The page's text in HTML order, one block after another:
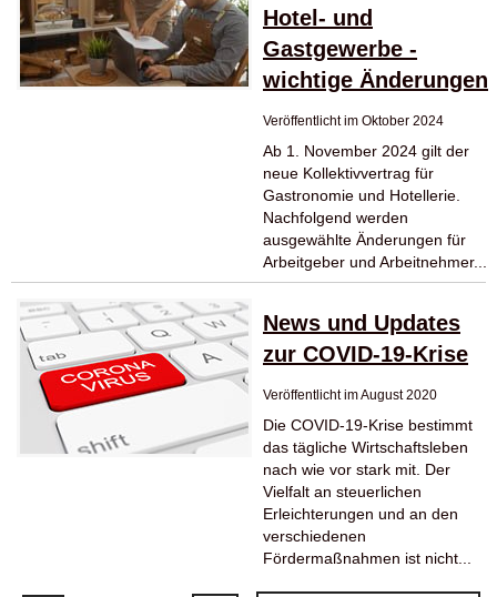
Hotel- und
Gastgewerbe -
wichtige Änderungen
Veröffentlicht im Oktober 2024
Ab 1. November 2024 gilt der
neue Kollektivvertrag für
Gastronomie und Hotellerie.
Nachfolgend werden
ausgewählte Änderungen für
Arbeitgeber und Arbeitnehmer...
News und Updates
zur COVID-19-Krise
Veröffentlicht im August 2020
Die COVID-19-Krise bestimmt
das tägliche Wirtschaftsleben
nach wie vor stark mit. Der
Vielfalt an steuerlichen
Erleichterungen und an den
verschiedenen
Fördermaßnahmen ist nicht...